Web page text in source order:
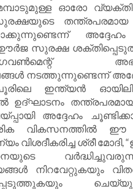
ഓരോ
തന്ത്രപരമായ
അദ്ദേഹം
ഊർജ സുരക്ഷ
നടത്തുന്നുണ്ടെന്ന്
ഇന്ത്യൻ
ഉദ്ഘാടനം
അദ്ദേഹം
വികസനത്തിൽ ഈ
വിശദീകരിച്ച ശ്രീ
നിറവേറ്റുകയും